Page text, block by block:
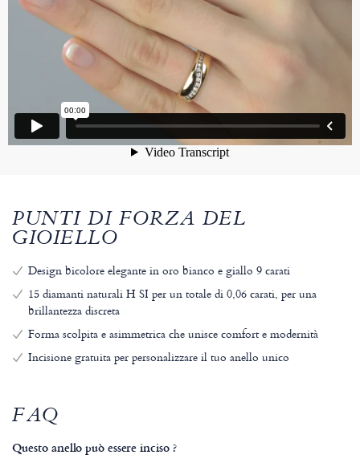
PUNTI DI FORZA DEL
GIOIELLO
Design bicolore elegante in oro bianco e giallo 9 carati
15 diamanti naturali H SI per un totale di 0,06 carati, per una
brillantezza discreta
Forma scolpita e asimmetrica che unisce comfort e modernità
Incisione gratuita per personalizzare il tuo anello unico
FAQ
Questo anello può essere inciso ?